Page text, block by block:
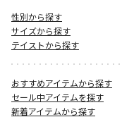
性別から探す
サイズから探す
テイストから探す
おすすめアイテムから探す
セール中アイテムを探す
新着アイテムから探す